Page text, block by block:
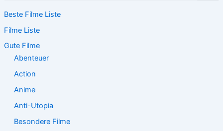
h
n
n
Beste Filme Liste
Filme Liste
Gute Filme
Abenteuer
Action
Anime
Anti-Utopia
Besondere Filme